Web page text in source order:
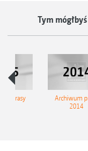
Tym
prasy
Archiwum
2014